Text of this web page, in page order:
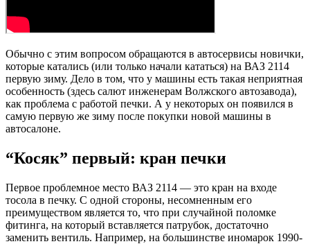
Обычно с этим вопросом обращаются в автосервисы новички,
которые катались (или только начали кататься) на ВАЗ 2114
первую зиму. Дело в том, что у машины есть такая неприятная
особенность (здесь салют инженерам Волжского автозавода),
как проблема с работой печки. А у некоторых он появился в
самую первую же зиму после покупки новой машины в
автосалоне.
“Косяк” первый: кран печки
Первое проблемное место ВАЗ 2114 — это кран на входе
тосола в печку. С одной стороны, несомненным его
преимуществом является то, что при случайной поломке
фитинга, на который вставляется патрубок, достаточно
заменить вентиль. Например, на большинстве иномарок 1990-